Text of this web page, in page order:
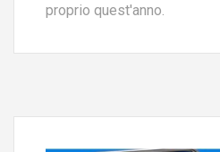
proprio quest'anno.